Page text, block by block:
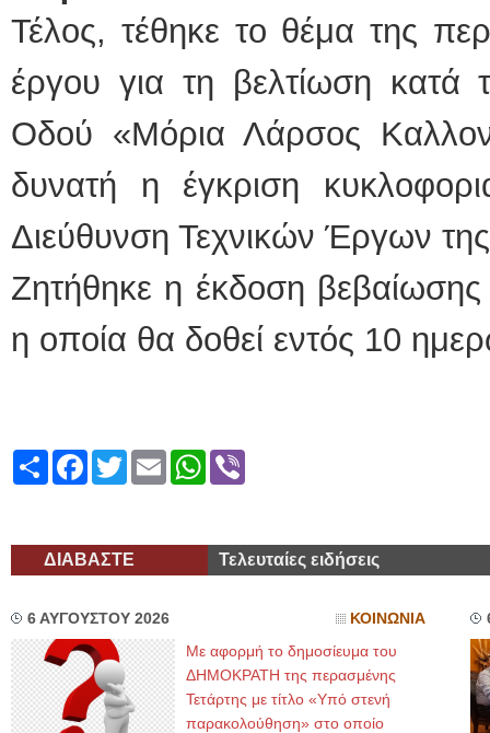
Τέλος, τέθηκε το θέμα της
έργου για τη βελτίωση κατά
Οδού «Μόρια Λάρσος
δυνατή η έγκριση
Διεύθυνση Τεχνικών Έργων
Ζητήθηκε η έκδοση
η οποία θα δοθεί εντός 10
ShareFacebook
TwitterEmailWhatsApp
ΔΙΑΒΑΣΤΕ Τελευταίες ειδήσεις
6 ΑΥΓΟΥΣΤΟΥ 2026 ΚΟΙΝΩΝΙΑ
Με αφορμή το δημοσίευμα του
ΔΗΜΟΚΡΑΤΗ της περασμένης
Τετάρτης με τίτλο «Υπό στενή
παρακολούθηση» στο οποίο